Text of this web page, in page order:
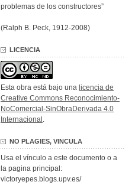
problemas de los constructores”
(Ralph B. Peck, 1912-2008)
LICENCIA
Esta obra está bajo una licencia de
Creative Commons Reconocimiento-
NoComercial-SinObraDerivada 4.0
Internacional .
NO PLAGIES, VINCULA
Usa el vínculo a este documento o a
la pagina principal:
victoryepes.blogs.upv.es/